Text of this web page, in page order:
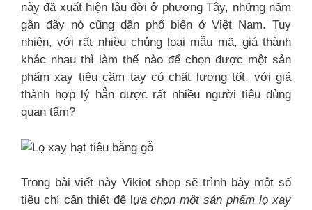
này đã xuất hiện lâu đời ở phương Tây, những năm
gần đây nó cũng dần phổ biến ở Việt Nam. Tuy
nhiên, với rất nhiều chủng loại mẫu mã, giá thành
khác nhau thì làm thế nào để chọn được một sản
phẩm xay tiêu cầm tay có chất lượng tốt, với giá
thành hợp lý hẳn được rất nhiều người tiêu dùng
quan tâm?
Trong bài viết này Vikiot shop sẽ trình bày một số
tiêu chí cần thiết để lựa chọn một sản phẩm lọ xay